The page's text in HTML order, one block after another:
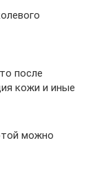
после
кожи и иные
можно